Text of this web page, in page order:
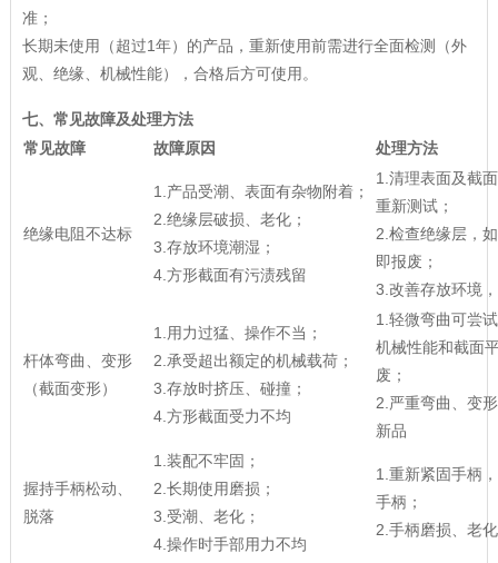
准；
长期未使用（超过1年）的产品，重新使用前需进行全面检测（外
观、绝缘、机械性能），合格后方可使用。
七、常见故障及处理方法
常见故障
故障原因 处理方法
绝缘电阻不达标
1.产品受潮、表面有杂物附着；
2.绝缘层破损、老化；
3.存放环境潮湿；
4.方形截面有污渍残留
1.清理表面及截
重新测试；
2.检查绝缘层，
即报废；
3.改善存放环境
杆体弯曲、变形
（截面变形）
1.用力过猛、操作不当；
2.承受超出额定的机械载荷；
3.存放时挤压、碰撞；
4.方形截面受力不均
1.轻微弯曲可尝
机械性能和截面
废；
2.严重弯曲、变
新品
握持手柄松动、
脱落
1.装配不牢固；
2.长期使用磨损；
3.受潮、老化；
4.操作时手部用力不均
1.重新紧固手柄
手柄；
2.手柄磨损、老